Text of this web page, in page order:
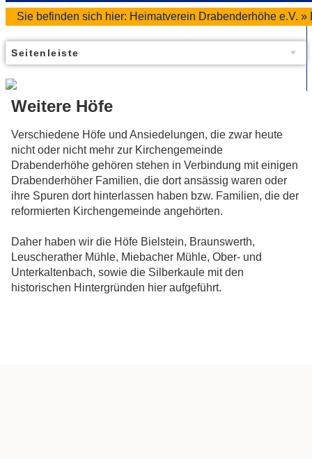
Sie befinden sich hier: Heimatverein Drabenderhöhe e.V. »
Seitenleiste
Weitere Höfe
Verschiedene Höfe und Ansiedelungen, die zwar heute
nicht oder nicht mehr zur Kirchengemeinde
Drabenderhöhe gehören stehen in Verbindung mit einigen
Drabenderhöher Familien, die dort ansässig waren oder
ihre Spuren dort hinterlassen haben bzw. Familien, die der
reformierten Kirchengemeinde angehörten.
Daher haben wir die Höfe Bielstein, Braunswerth,
Leuscherather Mühle, Miebacher Mühle, Ober- und
Unterkaltenbach, sowie die Silberkaule mit den
historischen Hintergründen hier aufgeführt.